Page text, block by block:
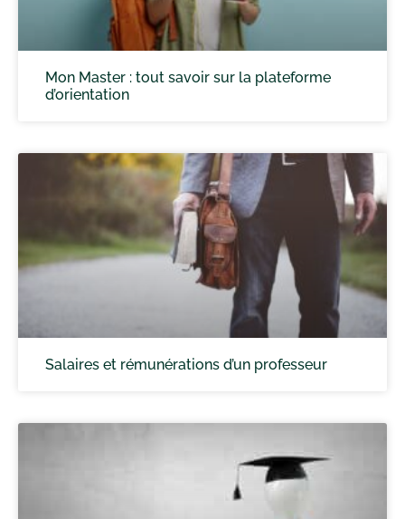
Mon Master : tout savoir sur la plateforme
d’orientation
Salaires et rémunérations d’un professeur